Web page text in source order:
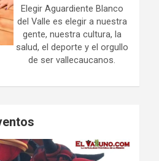
Elegir Aguardiente Blanco
del Valle es elegir a nuestra
gente, nuestra cultura, la
salud, el deporte y el orgullo
de ser vallecaucanos.